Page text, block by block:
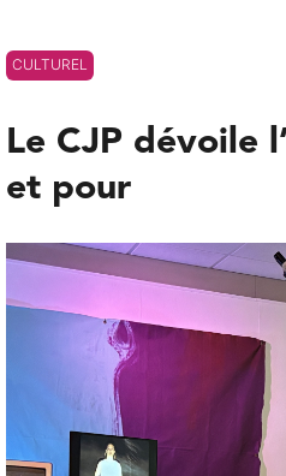
CULTUREL
Le CJP dévoile
et pour